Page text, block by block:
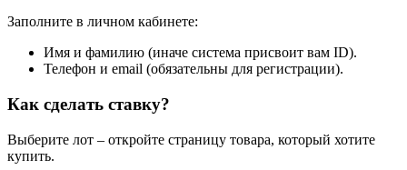
Заполните в личном кабинете:
Имя и фамилию (иначе система присвоит вам ID).
Телефон и email (обязательны для регистрации).
Как сделать ставку?
Выберите лот – откройте страницу товара, который хотите
купить.